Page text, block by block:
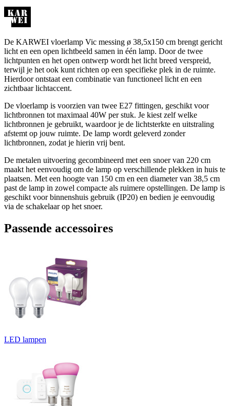
De KARWEI vloerlamp Vic messing ø 38,5x150 cm brengt gericht
licht en een open lichtbeeld samen in één lamp. Door de twee
lichtpunten en het open ontwerp wordt het licht breed verspreid,
terwijl je het ook kunt richten op een specifieke plek in de ruimte.
Hierdoor ontstaat een combinatie van functioneel licht en een
zichtbaar lichtaccent.
De vloerlamp is voorzien van twee E27 fittingen, geschikt voor
lichtbronnen tot maximaal 40W per stuk. Je kiest zelf welke
lichtbronnen je gebruikt, waardoor je de lichtsterkte en uitstraling
afstemt op jouw ruimte. De lamp wordt geleverd zonder
lichtbronnen, zodat je hierin vrij bent.
De metalen uitvoering gecombineerd met een snoer van 220 cm
maakt het eenvoudig om de lamp op verschillende plekken in huis te
plaatsen. Met een hoogte van 150 cm en een diameter van 38,5 cm
past de lamp in zowel compacte als ruimere opstellingen. De lamp is
geschikt voor binnenshuis gebruik (IP20) en bedien je eenvoudig
via de schakelaar op het snoer.
Passende accessoires
LED lampen